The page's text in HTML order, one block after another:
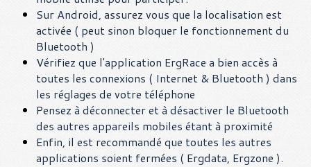
Sur Android, assurez vous que la localisation est
activée ( peut sinon bloquer le fonctionnement du
Bluetooth )
Vérifiez que l'application ErgRace a bien accès à
toutes les connexions ( Internet & Bluetooth ) dans
les réglages de votre téléphone
Pensez à déconnecter et à désactiver le Bluetooth
des autres appareils mobiles étant à proximité
Enfin, il est recommandé que toutes les autres
applications soient fermées ( Ergdata, Ergzone ).